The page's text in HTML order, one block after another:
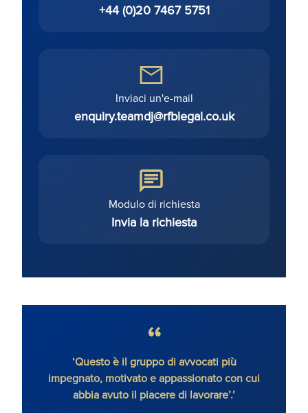
+44 (0)20 7467 5751
Inviaci un'e-mail
enquiry.teamdj@rfblegal.co.uk
Modulo di richiesta
Invia la richiesta
'Ronald Fletcher Baker fornisce servizi di
contenzioso immobiliare estremamente
determinati e guidati da un atteggiamento